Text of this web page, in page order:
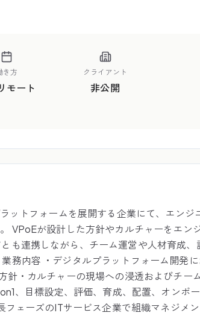
き方
モート
クライアント
非公開
トフォームを展開する企業にて、エンジ
VPoEが設計した方針やカルチャーをエン
も連携しながら、チーム運営や人材育成、
務内容 ・デジタルプラットフォーム開発
針・カルチャーの現場への浸透およびチー
、目標設定、評価、育成、配置、オンボ
ェーズのITサービス企業で組織マネジメ